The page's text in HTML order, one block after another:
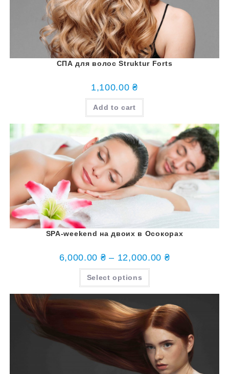
СПА для волос Struktur Forts
1,100.00₴
Add to cart
SPA-weekend на двоих в Осокорах
6,000.00 ₴ – 12,000.00 ₴
Select options